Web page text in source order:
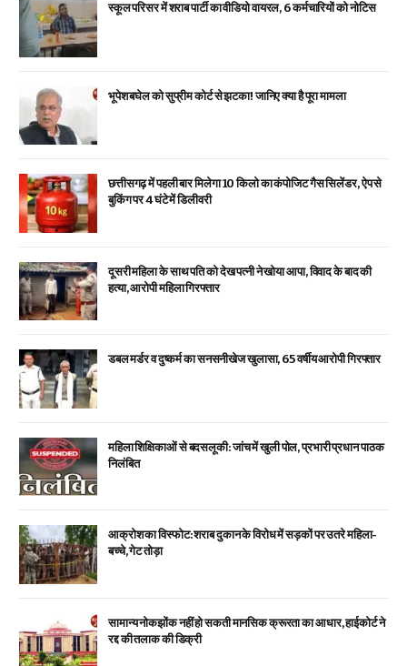
स्कूल परिसर में शराब पार्टी का वीडियो वायरल, 6 कर्मचारियों को नोटिस
भूपेश बघेल को सुप्रीम कोर्ट से झटका! जानिए क्या है पूरा मामला
छत्तीसगढ़ में पहली बार मिलेगा 10 किलो का कंपोजिट गैस सिलेंडर, ऐप से
बुकिंग पर 4 घंटे में डिलीवरी
दूसरी महिला के साथ पति को देख पत्नी ने खोया आपा, विवाद के बाद की
हत्या, आरोपी महिला गिरफ्तार
डबल मर्डर व दुष्कर्म का सनसनीखेज खुलासा, 65 वर्षीय आरोपी गिरफ्तार
महिला शिक्षिकाओं से बदसलूकी: जांच में खुली पोल, प्रभारी प्रधान पाठक
निलंबित
आक्रोश का विस्फोट: शराब दुकान के विरोध में सड़कों पर उतरे महिला-
बच्चे, गेट तोड़ा
सामान्य नोकझोंक नहीं हो सकती मानसिक क्रूरता का आधार, हाईकोर्ट ने
रद्द की तलाक की डिक्री